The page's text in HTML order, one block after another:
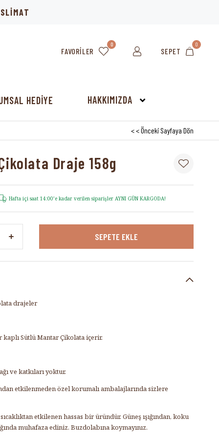
SEPET
0
FAVORILER
0
HEDİYE HAKKIMIZDA
< < Önceki Sayfaya Dön
Draje 158g
Hafta içi saat 14:00’e kadar verilen siparişler AYNI GÜN KARGODA!
drajeler
Sütlü Mantar Çikolata içerir.
ve katkıları yoktur.
etkilenmeden özel korumalı ambalajlarında sizlere
etkilenen hassas bir üründür. Güneş ışığından, koku
muhafaza ediniz. Buzdolabına koymayınız.